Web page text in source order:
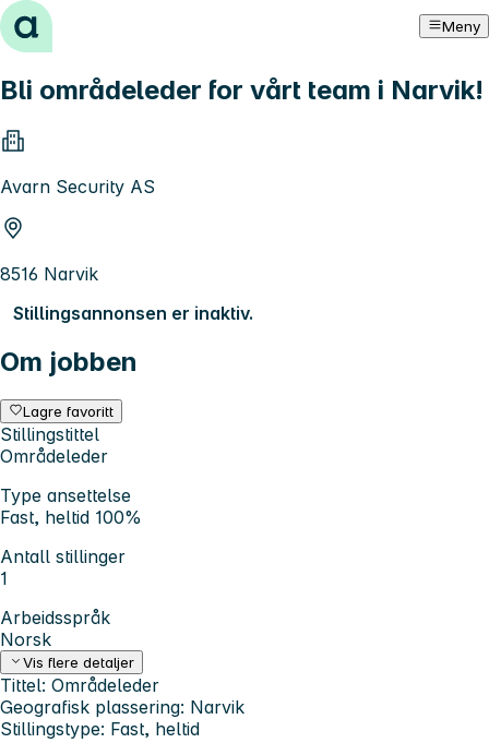
Hopp til innhold Meny
Bli områdeleder for vårt team i Narvik!
Avarn Security AS
8516 Narvik
Stillingsannonsen er inaktiv.
Om jobben
Lagre favoritt
Stillingstittel
Områdeleder
Type ansettelse
Fast, heltid 100%
Antall stillinger
1
Arbeidsspråk
Norsk
Vis flere detaljer
Tittel: Områdeleder
Geografisk plassering: Narvik
Stillingstype: Fast, heltid